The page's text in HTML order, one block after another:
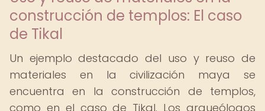
construcción de templos: El caso
de Tikal
Un ejemplo destacado del uso y reuso de
materiales en la civilización maya se
encuentra en la construcción de templos,
como en el caso de Tikal. Los arqueólogos